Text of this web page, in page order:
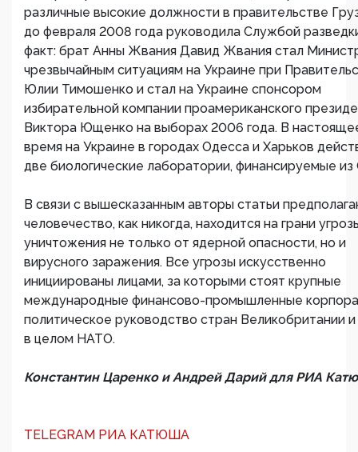
различные высокие должности в правительстве
до февраля 2008 года руководила Службой
факт: брат Анны Жвания Давид Жвания стал
чрезвычайным ситуациям на Украине при
Юлии Тимошенко и стал на Украине спонсором
избирательной компании проамериканского
Виктора Ющенко на выборах 2006 года. В
время на Украине в городах Одесса и Харьков
две биологические лаборатории, финансируемые
В связи с вышесказанным авторы статьи
человечество, как никогда, находится на грани
уничтожения не только от ядерной опасности, но и
вирусного заражения. Все угрозы искусственно
инициированы лицами, за которыми стоят крупные
международные финансово-промышленные
политическое руководство стран Великобритании
в целом НАТО.
Константин Царенко и Андрей Дарий для РИА
TELEGRAM РИА КАТЮША